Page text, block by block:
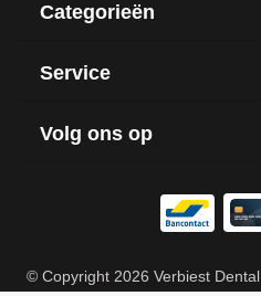
Categorieën
Service
Volg ons op
© Copyright 2026 Verbiest Dental